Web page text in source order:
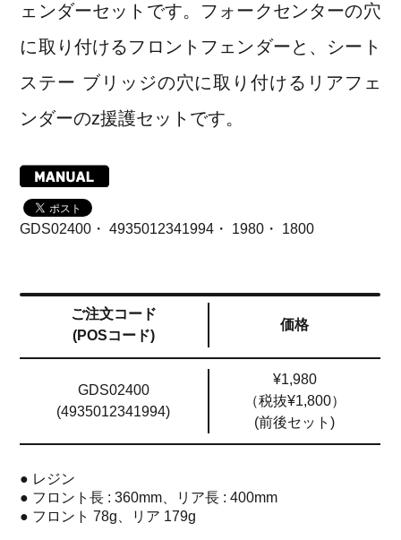
九州・沖縄地方
FAQ
ェンダーセットです。フォークセンターの穴
に取り付けるフロントフェンダーと、シート
ステー ブリッジの穴に取り付けるリアフェ
ンダーのz援護セットです。
GDS02400・ 4935012341994・ 1980・ 1800
ご注文コード
(POSコード)
価格
GDS02400
(4935012341994)
¥1,980
（税抜¥1,800）
(前後セット)
● レジン
● フロント長 : 360mm、リア長 : 400mm
● フロント 78g、リア 179g